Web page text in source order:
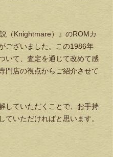
（Knightmare）』のROMカ
ございました。この1986年
いて、査定を通じて改めて感
門店の視点からご紹介させて
していただくことで、お手持
ていただければと思います。